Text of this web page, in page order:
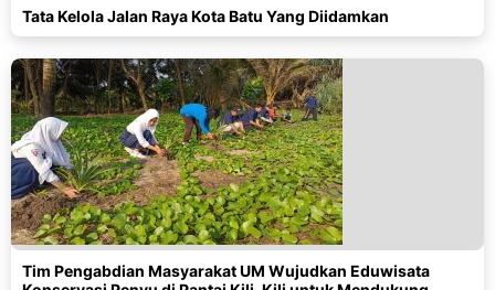
Tata Kelola Jalan Raya Kota Batu Yang Diidamkan
Tim Pengabdian Masyarakat UM Wujudkan Eduwisata